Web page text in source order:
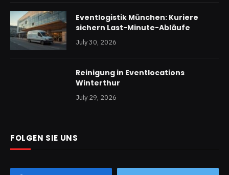
Eventlogistik München: Kuriere
sichern Last-Minute-Abläufe
July 30, 2026
Reinigung in Eventlocations
Winterthur
July 29, 2026
FOLGEN SIE UNS